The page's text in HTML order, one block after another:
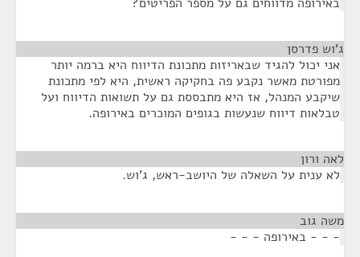
ג'וש פדרסן
אני יכול להגיד שבאריזות מתכונת הדיווח היא ברמה יותר
מפורטת מאשר נקבע פה בחקיקה ראשית, היא לפי מתכונת
שיקבע המנהל, אז היא מתבססת גם על תשואות הדיווח ועל
טבלאות דיווח שנעשות בגופים המוכרים באירופה.
לאה ורון
לא ענית על השאלה של היושב-ראש, ג'וש.
משה גוב
- - - באירופה - - -